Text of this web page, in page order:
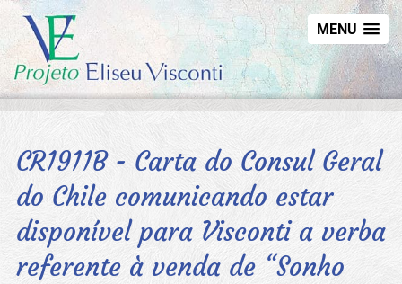
MENU
CR1911B - Carta do Consul Geral
do Chile comunicando estar
disponível para Visconti a verba
referente à venda de “Sonho